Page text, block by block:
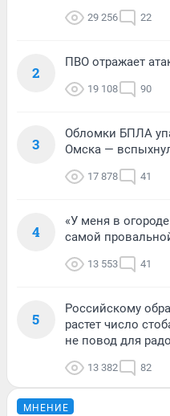
29 256 22
2
ПВО отражает
19 108 90
3
Обломки БПЛА
Омска —
17 878 41
4
«У меня в
самой
13 553 41
5
Российскому
растет число
не повод для
13 382 82
МНЕНИЕ